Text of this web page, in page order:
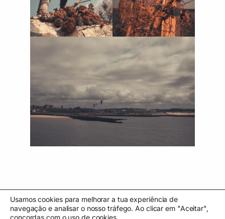
← Glow in the dark Hashimoto →
Usamos cookies para melhorar a tua experiência de
navegação e analisar o nosso tráfego. Ao clicar em "Aceitar",
concordas com o uso de cookies.